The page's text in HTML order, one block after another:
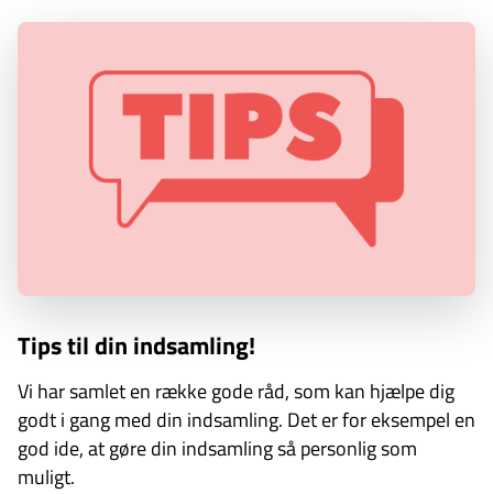
Tips til din indsamling!
Vi har samlet en række gode råd, som kan hjælpe dig
godt i gang med din indsamling. Det er for eksempel en
god ide, at gøre din indsamling så personlig som
muligt.